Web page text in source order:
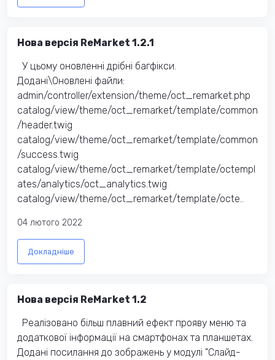
Нова версія ReMarket 1.2.1
У цьому оновленні дрібні багфікси.
Додані\Оновлені файли:
admin/controller/extension/theme/oct_remarket.php
catalog/view/theme/oct_remarket/template/common
/header.twig
catalog/view/theme/oct_remarket/template/common
/success.twig
catalog/view/theme/oct_remarket/template/octempl
ates/analytics/oct_analytics.twig
catalog/view/theme/oct_remarket/template/octe..
04 лютого 2022
Докладніше
Нова версія ReMarket 1.2
Реалізовано більш плавний ефект прояву меню та
додаткової інформації на смартфонах та планшетах.
Додані посилання до зображень у модулі "Слайд-